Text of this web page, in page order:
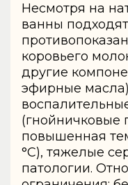
Несмотря на
ванны
коровьего
другие
эфирные
(гнойничковые
повышенная
°C), тяжелые
патологии.